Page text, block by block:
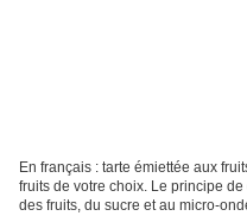
En français : tarte émiettée aux
fruits de votre choix. Le principe
des fruits, du sucre et au micro-